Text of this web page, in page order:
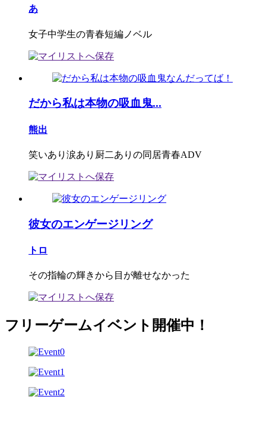
あ
女子中学生の青春短編ノベル
だから私は本物の吸血鬼...
熊出
笑いあり涙あり厨二ありの同居青春ADV
彼女のエンゲージリング
トロ
その指輪の輝きから目が離せなかった
フリーゲームイベント開催中！